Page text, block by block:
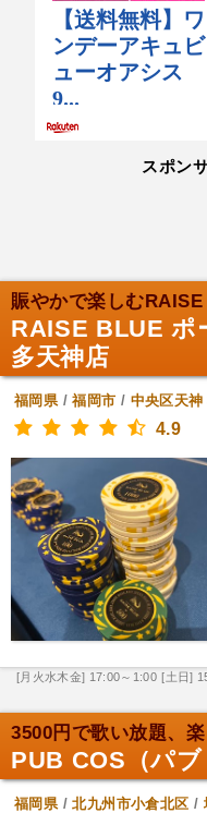
スポン
賑やかで楽しむ
RAISE BLUE ポ
多天神店
福岡県/福岡市 / 中央区天神
4.9
[月火水木金] 17:00～1:00 [土日]
3500円で歌い放題、楽
PUB COS（パブ
福岡県/北九州市小倉北区 /